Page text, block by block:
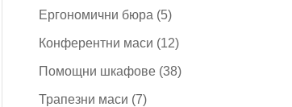
продукта
Ергономични бюра 55
продукта
Конферентни маси 1212
продукта
Помощни шкафове 3838
Трапезни маси 77